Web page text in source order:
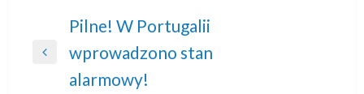
Nawigacja
wpisu
Previous
Pilne! W Portugalii
wprowadzono stan
alarmowy!